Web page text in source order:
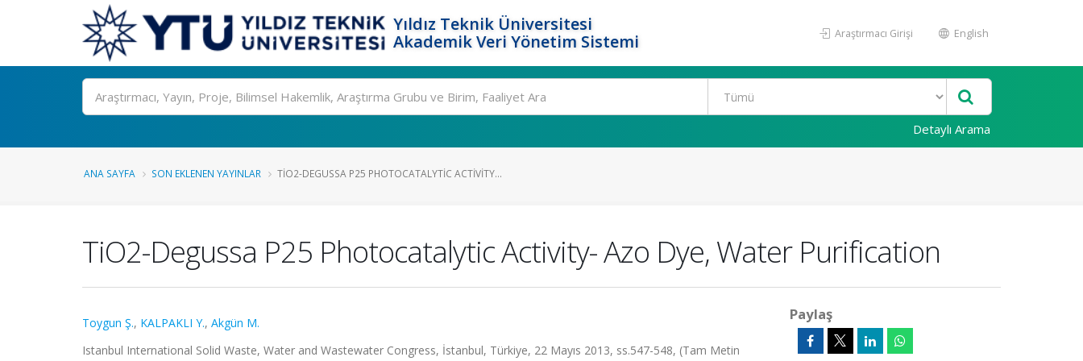
Yıldız Teknik Üniversitesi
Akademik Veri Yönetim Sistemi
Araştırmacı Girişi English
Ara
Detaylı Arama
ANA SAYFA SON EKLENEN YAYINLAR TIO2-DEGUSSA P25 PHOTOCATALYTIC ACTIVITY...
TiO2-Degussa P25 Photocatalytic Activity- Azo Dye, Water Purification
Toygun Ş., KALPAKLI Y., Akgün M.
Istanbul International Solid Waste, Water and Wastewater Congress, İstanbul, Türkiye, 22 Mayıs 2013, ss.547-548, (Tam Metin
Paylaş